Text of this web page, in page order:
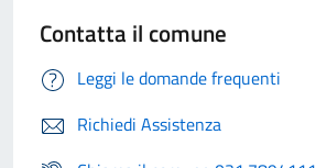
Contatta il comune
Leggi le domande frequenti
Richiedi Assistenza